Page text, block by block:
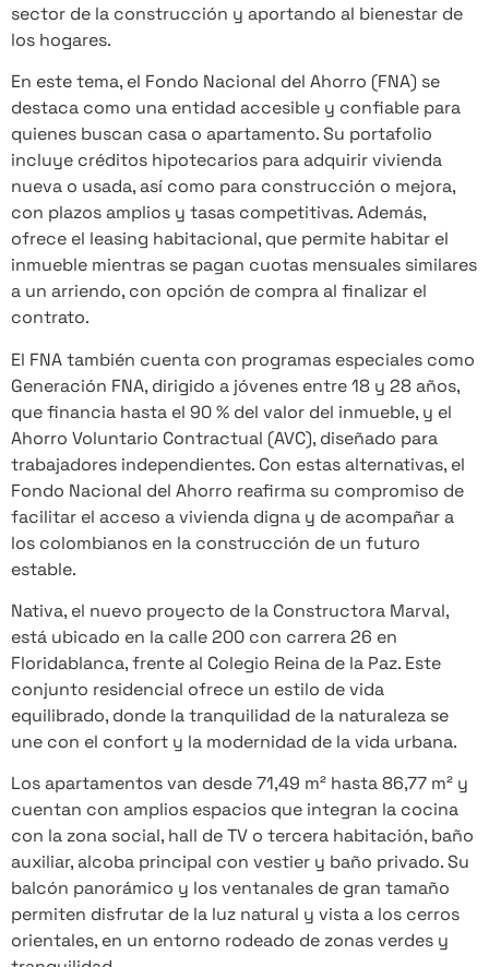
sector de la construcción y aportando al bienestar de
los hogares.
En este tema, el Fondo Nacional del Ahorro (FNA) se
destaca como una entidad accesible y confiable para
quienes buscan casa o apartamento. Su portafolio
incluye créditos hipotecarios para adquirir vivienda
nueva o usada, así como para construcción o mejora,
con plazos amplios y tasas competitivas. Además,
ofrece el leasing habitacional, que permite habitar el
inmueble mientras se pagan cuotas mensuales similares
a un arriendo, con opción de compra al finalizar el
contrato.
El FNA también cuenta con programas especiales como
Generación FNA, dirigido a jóvenes entre 18 y 28 años,
que financia hasta el 90 % del valor del inmueble, y el
Ahorro Voluntario Contractual (AVC), diseñado para
trabajadores independientes. Con estas alternativas, el
Fondo Nacional del Ahorro reafirma su compromiso de
facilitar el acceso a vivienda digna y de acompañar a
los colombianos en la construcción de un futuro
estable.
Nativa, el nuevo proyecto de la Constructora Marval,
está ubicado en la calle 200 con carrera 26 en
Floridablanca, frente al Colegio Reina de la Paz. Este
conjunto residencial ofrece un estilo de vida
equilibrado, donde la tranquilidad de la naturaleza se
une con el confort y la modernidad de la vida urbana.
Los apartamentos van desde 71,49 m² hasta 86,77 m² y
cuentan con amplios espacios que integran la cocina
con la zona social, hall de TV o tercera habitación, baño
auxiliar, alcoba principal con vestier y baño privado. Su
balcón panorámico y los ventanales de gran tamaño
permiten disfrutar de la luz natural y vista a los cerros
orientales, en un entorno rodeado de zonas verdes y